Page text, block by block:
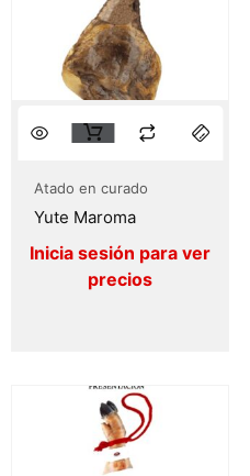
Atado en curado
Yute Maroma